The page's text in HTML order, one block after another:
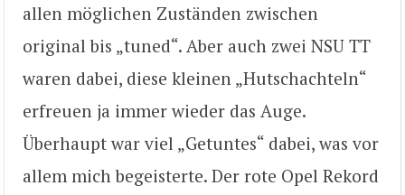
allen möglichen Zuständen zwischen
original bis „tuned“. Aber auch zwei NSU TT
waren dabei, diese kleinen „Hutschachteln“
erfreuen ja immer wieder das Auge.
Überhaupt war viel „Getuntes“ dabei, was vor
allem mich begeisterte. Der rote Opel Rekord